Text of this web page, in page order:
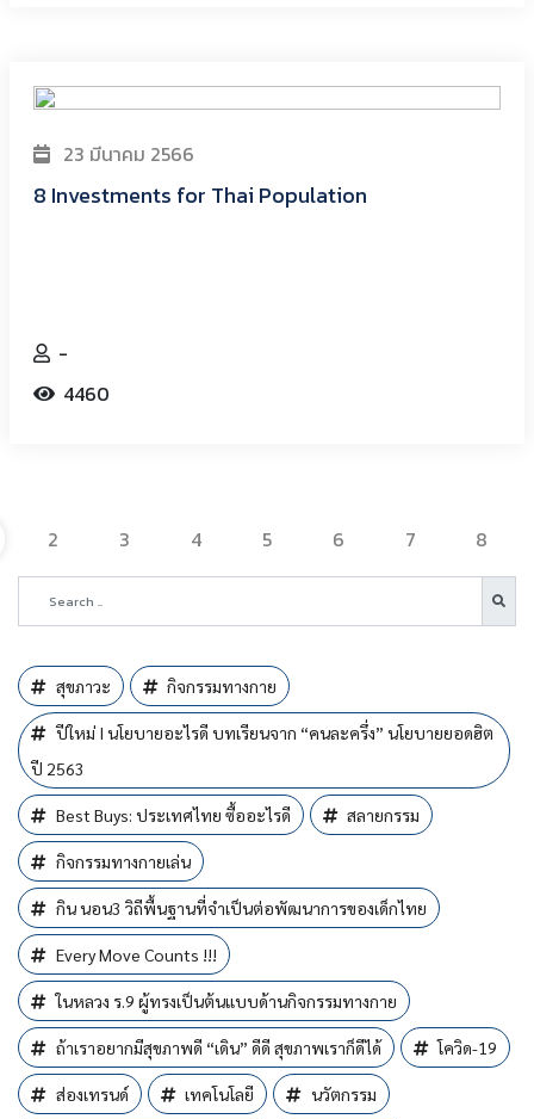
23 มีนาคม 2566
8 Investments for Thai Population
-
4460
2 3 4 5 6 7 8
สุขภาวะ กิจกรรมทางกาย
ปีใหม่ I นโยบายอะไรดี บทเรียนจาก “คนละครึ่ง” นโยบายยอดฮิต
ปี 2563
Best Buys: ประเทศไทย ซื้ออะไรดี สลายกรรม
กิจกรรมทางกายเล่น
กิน นอน3 วิถีพื้นฐานที่จำเป็นต่อพัฒนาการของเด็กไทย
Every Move Counts !!!
ในหลวง ร.9 ผู้ทรงเป็นต้นแบบด้านกิจกรรมทางกาย
ถ้าเราอยากมีสุขภาพดี “เดิน” ดีดี สุขภาพเราก็ดีได้ โควิด-19
ส่องเทรนด์ เทคโนโลยี นวัตกรรม